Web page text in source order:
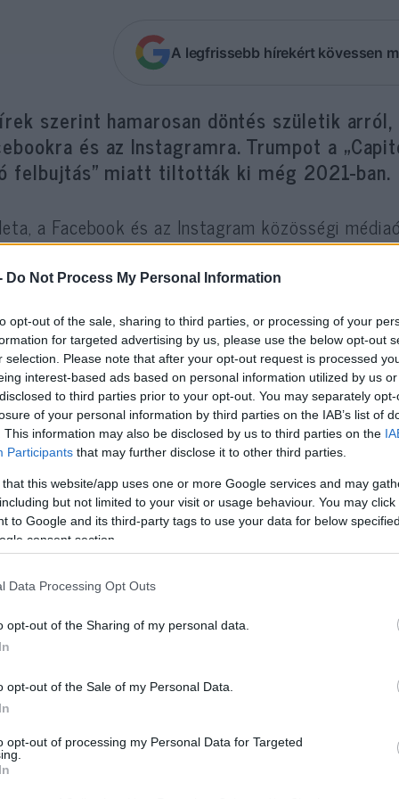
Do Not Process My Personal Information
opt-out of the sale, sharing to third parties, or processing of your
for targeted advertising by us, please use the below opt-out
selection. Please note that after your opt-out request is processed
interest-based ads based on personal information utilized by us
to third parties prior to your opt-out. You may separately
of your personal information by third parties on the IAB’s list of
This information may also be disclosed by us to third parties on the
Participants that may further disclose it to other third parties.
that this website/app uses one or more Google services and may
but not limited to your visit or usage behaviour. You may
to Google and its third-party tags to use your data for below
consent section.
Data Processing Opt Outs
opt-out of the Sharing of my personal data.
opt-out of the Sale of my Personal Data.
opt-out of processing my Personal Data for Targeted
A legfrissebb hírekért kövessen
szerint hamarosan döntés születik
és az Instagramra. Trumpot a
felbujtás” miatt tiltották ki még 2021-ban.
a Facebook és az Instagram közösségi
még ebben a hónapban bejelenti, hogy
elnök visszatérését a hálózatokra.
Times az ügyben érintett forrásokra
a vállalat a kérdéssel foglalkozó
kommunikációs és
globális ügyekért felelős elnöke, Nick Clegg
for Foreign Relations októberi
körültekintéssel kell eljárniuk, amikor arra
Trump egy
ő szerepel
a Facebook, a Twitter, az Instagram és